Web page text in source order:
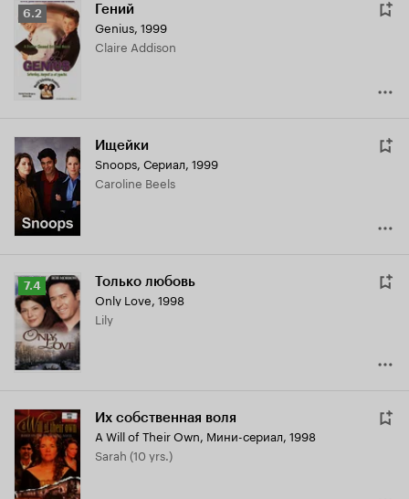
Рейтинг
Кинопоиска
6.2
6.2 Гений
Genius, 1999
Claire Addison
Ищейки
Snoops, Сериал, 1999
Caroline Beels
Рейтинг
Кинопоиска
7.4
7.4 Только любовь
Only Love, 1998
Lily
Их собственная воля
A Will of Their Own, Мини-сериал, 1998
Sarah (10 yrs.)